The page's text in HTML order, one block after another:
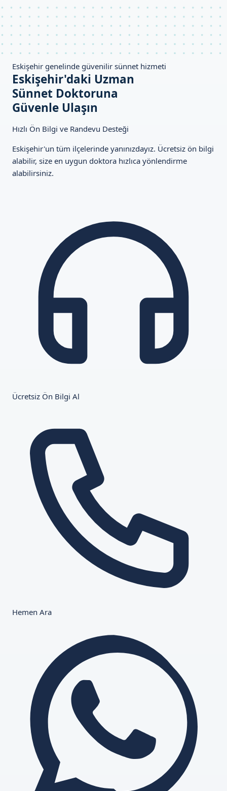
Eskişehir genelinde güvenilir sünnet hizmeti
Eskişehir'daki Uzman
Sünnet Doktoruna
Güvenle Ulaşın
Hızlı Ön Bilgi ve Randevu Desteği
Eskişehir'un tüm ilçelerinde yanınızdayız. Ücretsiz ön bilgi
alabilir, size en uygun doktora hızlıca yönlendirme
alabilirsiniz.
Ücretsiz Ön Bilgi Al
Hemen Ara